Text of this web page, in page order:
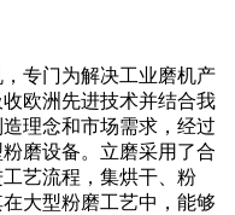
专门为解决工业磨机产
欧洲先进技术并结合我
理念和市场需求，经过
磨设备。立磨采用了合
艺流程，集烘干、粉
大型粉磨工艺中，能够